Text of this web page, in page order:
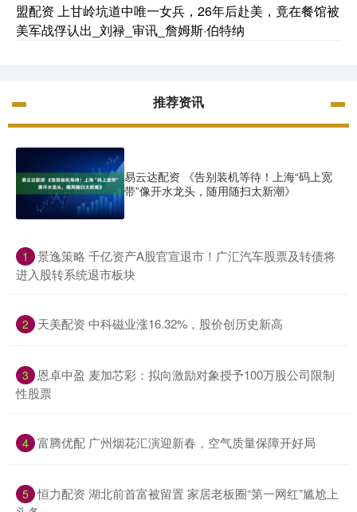
盟配资 上甘岭坑道中唯一女兵，26年后赴美，竟在餐馆被
美军战俘认出_刘禄_审讯_詹姆斯·伯特纳
推荐资讯
易云达配资 《告别装机等待！上海“码上宽
带”像开水龙头，随用随扫太新潮》
1
​景逸策略 千亿资产A股官宣退市！广汇汽车股票及转债将
进入股转系统退市板块
2 ​天美配资 中科磁业涨16.32%，股价创历史新高
3 ​恩卓中盈 麦加芯彩：拟向激励对象授予100万股公司限制
性股票
4 ​富腾优配 广州烟花汇演迎新春，空气质量保障开好局
5 ​恒力配资 湖北前首富被留置 家居老板圈“第一网红”尴尬上